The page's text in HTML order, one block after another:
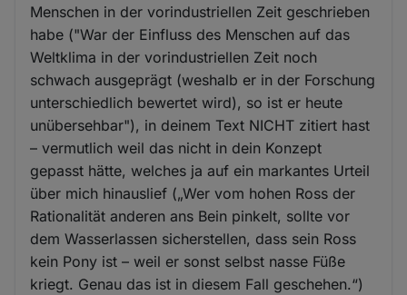
Menschen in der vorindustriellen Zeit geschrieben
habe ("War der Einfluss des Menschen auf das
Weltklima in der vorindustriellen Zeit noch
schwach ausgeprägt (weshalb er in der Forschung
unterschiedlich bewertet wird), so ist er heute
unübersehbar"), in deinem Text NICHT zitiert hast
– vermutlich weil das nicht in dein Konzept
gepasst hätte, welches ja auf ein markantes Urteil
über mich hinauslief („Wer vom hohen Ross der
Rationalität anderen ans Bein pinkelt, sollte vor
dem Wasserlassen sicherstellen, dass sein Ross
kein Pony ist – weil er sonst selbst nasse Füße
kriegt. Genau das ist in diesem Fall geschehen.“)